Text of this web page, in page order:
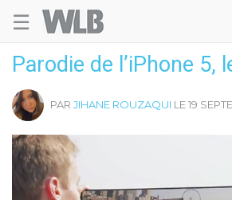
☰
Parodie de l’iPhone 5,
PAR JIHANE ROUZAQUI LE 19